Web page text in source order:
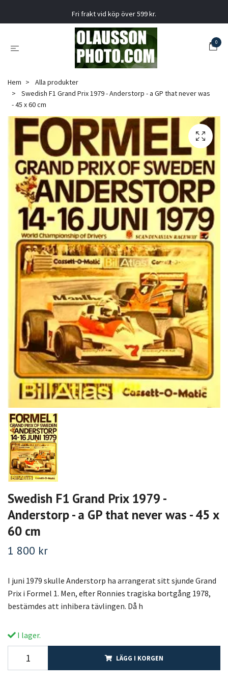
Fri frakt vid köp över 599 kr.
0
Hem
Alla produkter
Swedish F1 Grand Prix 1979 - Anderstorp - a GP that never was
- 45 x 60 cm
Swedish F1 Grand Prix 1979 -
Anderstorp - a GP that never was - 45 x
60 cm
1 800 kr
I juni 1979 skulle Anderstorp ha arrangerat sitt sjunde Grand
Prix i Formel 1. Men, efter Ronnies tragiska bortgång 1978,
bestämdes att inhibera tävlingen. Då h
I lager.
LÄGG I KORGEN